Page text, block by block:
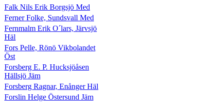
Falk Nils Erik Borgsjö Med
Ferner Folke, Sundsvall Med
Fernmalm Erik O´lars, Järvsjö
Häl
Fors Pelle, Rönö Vikbolandet
Öst
Forsberg E. P. Hucksjöåsen
Hällsjö Jäm
Forsberg Ragnar, Enånger Häl
Forslin Helge Östersund Jäm